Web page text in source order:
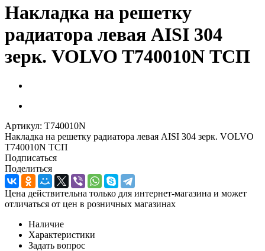
Накладка на решетку
радиатора левая AISI 304
зерк. VOLVO T740010N ТСП
Артикул: T740010N
Накладка на решетку радиатора левая AISI 304 зерк. VOLVO
T740010N ТСП
Подписаться
Поделиться
Цена действительна только для интернет-магазина и может
отличаться от цен в розничных магазинах
Наличие
Характеристики
Задать вопрос